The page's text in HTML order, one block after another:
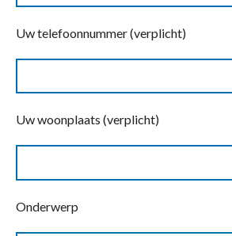
Uw telefoonnummer (verplicht)
Uw woonplaats (verplicht)
Onderwerp